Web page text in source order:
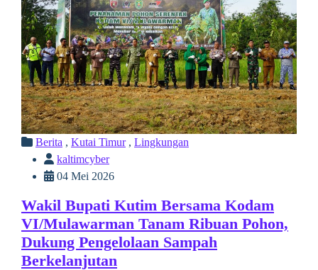
Berita , Kutai Timur, Lingkungan
kaltimcyber
04 Mei 2026
Wakil Bupati Kutim Bersama Kodam
VI/Mulawarman Tanam Ribuan Pohon,
Dukung Pengelolaan Sampah
Berkelanjutan